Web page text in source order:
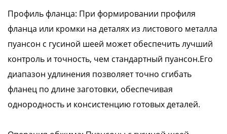
Профиль фланца: При формировании профиля
фланца или кромки на деталях из листового металла
пуансон с гусиной шеей может обеспечить лучший
контроль и точность, чем стандартный пуансон.Его
диапазон удлинения позволяет точно сгибать
фланец по длине заготовки, обеспечивая
однородность и консистенцию готовых деталей.